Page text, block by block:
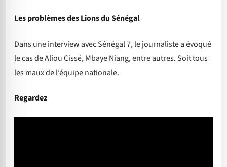
Les problèmes des Lions du Sénégal
Dans une interview avec Sénégal 7, le journaliste a évoqué
le cas de Aliou Cissé, Mbaye Niang, entre autres. Soit tous
les maux de l’équipe nationale.
Regardez